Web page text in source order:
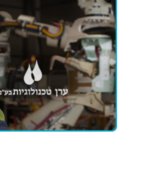
– וזוכים לעבודת שיווק וקידום
של האתר שלנו – ניר לוי
תורם מהידע המקצועי שלו
בייעוץ שיווקי דיגיטלי ופיתוח
השונים
ערן מקובר
מנכ"ל ערן
לסיפור ההצלחה ››